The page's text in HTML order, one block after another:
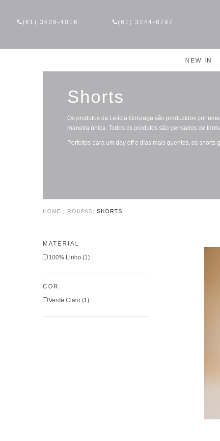
(61) 3526-4016 (61) 3244-8797
NEW IN
Shorts
Os produtos da Letícia Gonzaga são produzidos por
maneira única. Todos os produtos são pensados de
Perfeitos para um day off e dias mais quentes, os
HOME ROUPAS SHORTS
MATERIAL
100% Linho (1)
COR
Verde Claro (1)